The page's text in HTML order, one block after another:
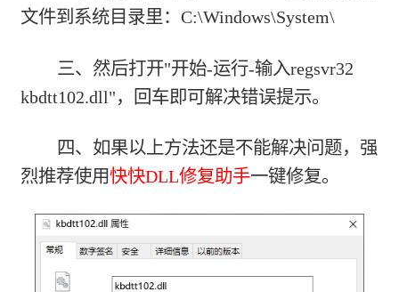
文件到系统目录里：C:\Windows\System\
三、然后打开"开始-运行-输入regsvr32
kbdtt102.dll"，回车即可解决错误提示。
四、如果以上方法还是不能解决问题，强
烈推荐使用快快DLL修复助手一键修复。